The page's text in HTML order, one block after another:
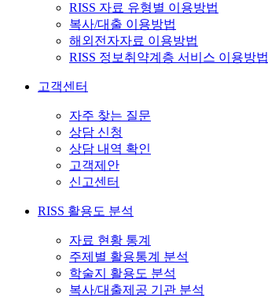
RISS 자료 유형별 이용방법
복사/대출 이용방법
해외전자자료 이용방법
RISS 정보취약계층 서비스 이용방법
고객센터
자주 찾는 질문
상담 신청
상담 내역 확인
고객제안
신고센터
RISS 활용도 분석
자료 현황 통계
주제별 활용통계 분석
학술지 활용도 분석
복사/대출제공 기관 분석